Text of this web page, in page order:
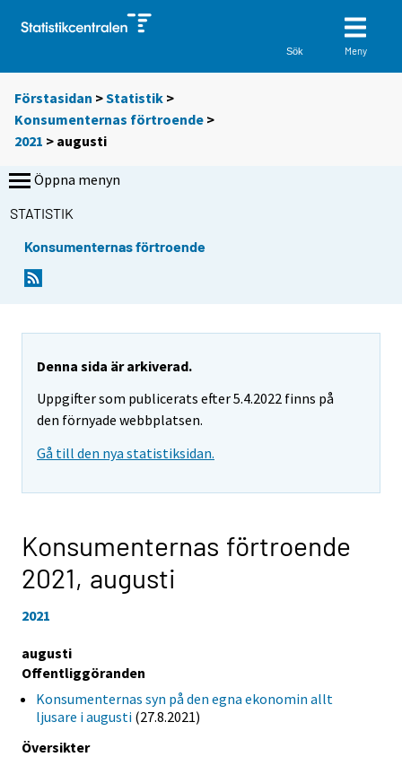
Sök Meny
Förstasidan >Statistik >
Konsumenternas förtroende >
2021 > augusti
Öppna menyn
STATISTIK
Konsumenternas förtroende
Denna sida är arkiverad.
Uppgifter som publicerats efter 5.4.2022 finns på
den förnyade webbplatsen.
Gå till den nya statistiksidan.
Konsumenternas förtroende
2021, augusti
2021
augusti
Offentliggöranden
Konsumenternas syn på den egna ekonomin allt
ljusare i augusti (27.8.2021)
Översikter